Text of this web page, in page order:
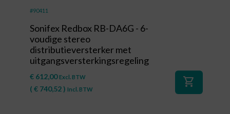
#90411
Sonifex Redbox RB-DA6G - 6-
voudige stereo
distributieversterker met
uitgangsversterkingsregeling
€ 612,00 Excl. BTW
( € 740,52) Incl. BTW
shopping_cart